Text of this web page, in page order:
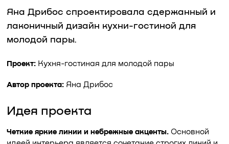
Яна Дрибос спроектировала сдержанный и
лаконичный дизайн кухни-гостиной для
молодой пары.
Проект:Кухня-гостиная для молодой пары
Автор проекта: Яна Дрибос
Идея проекта
Четкие яркие линии и небрежные акценты.Основной